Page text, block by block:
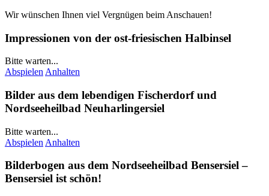
Wir wünschen Ihnen viel Vergnügen beim Anschauen!
Impressionen von der ost-friesischen Halbinsel
Bitte warten...
Abspielen Anhalten
Bilder aus dem lebendigen Fischerdorf und
Nordseeheilbad Neuharlingersiel
Bitte warten...
Abspielen Anhalten
Bilderbogen aus dem Nordseeheilbad Bensersiel–
Bensersiel ist schön!